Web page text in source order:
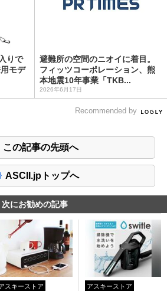
りで
モデ
避難所の空間のニオイに着目。
フィッツコーポレーション、熊
本地震10年事業「TKB...
2026年6月17日
Recommended by
この記事の先頭へ
ASCII.jpトップへ
次にお勧めの記事
スキーストア アスキーストア